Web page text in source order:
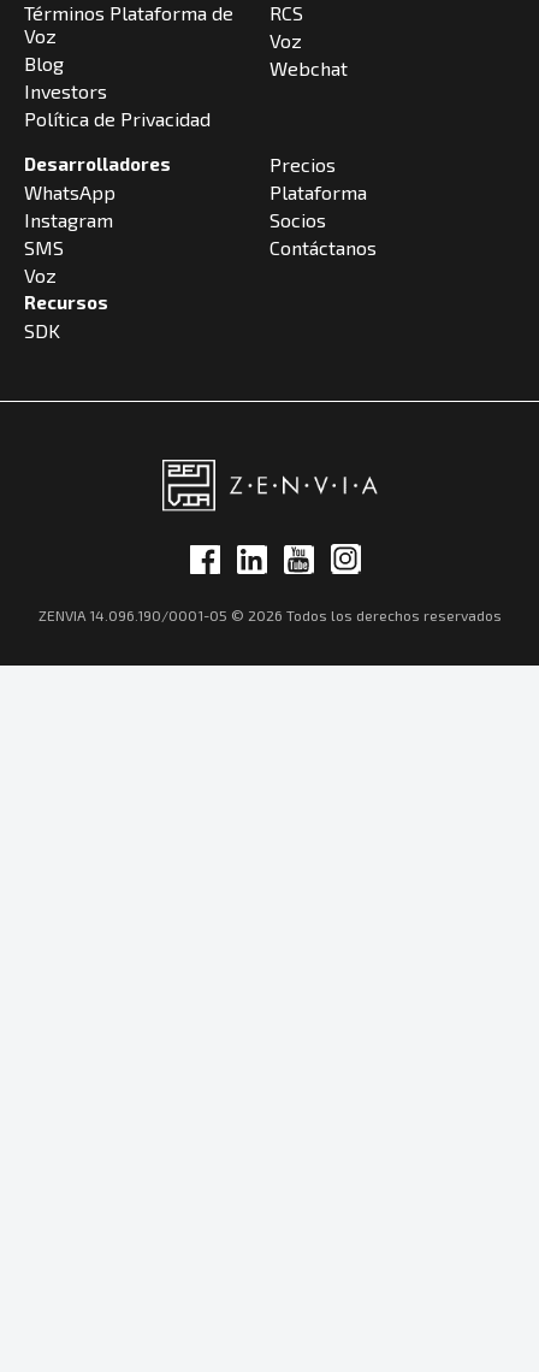
Términos Plataforma de
Voz
Blog
Investors
Política de Privacidad
RCS
Voz
Webchat
Desarrolladores
WhatsApp
Instagram
SMS
Voz
Recursos
SDK
Precios
Plataforma
Socios
Contáctanos
ZENVIA 14.096.190/0001-05 © 2026 Todos los derechos reservados